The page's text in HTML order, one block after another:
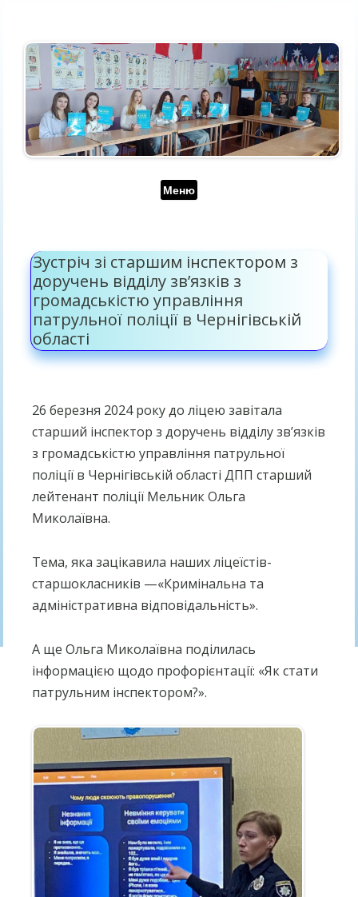
Меню
Зустріч зі старшим інспектором з
доручень відділу зв’язків з
громадськістю управління
патрульної поліції в Чернігівській
області
26 березня 2024 року до ліцею завітала
старший інспектор з доручень відділу зв’язків
з громадськістю управління патрульної
поліції в Чернігівській області ДПП старший
лейтенант поліції Мельник Ольга
Миколаївна.
Тема, яка зацікавила наших ліцеїстів-
старшокласників —«Кримінальна та
адміністративна відповідальність».
А ще Ольга Миколаївна поділилась
інформацією щодо профорієнтації: «Як стати
патрульним інспектором?».